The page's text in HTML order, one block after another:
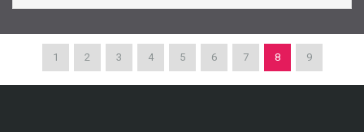
1 2 3 4 5 6 7 8 9